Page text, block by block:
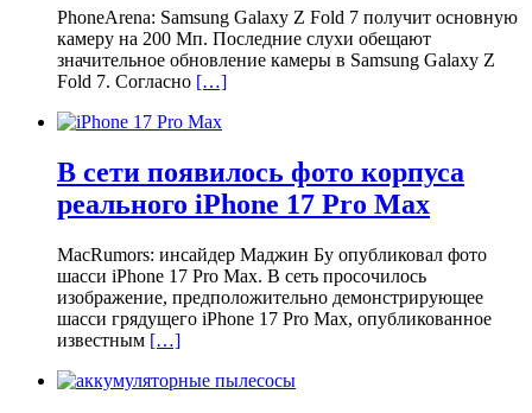
PhoneArena: Samsung Galaxy Z Fold 7 получит основную
камеру на 200 Мп. Последние слухи обещают
значительное обновление камеры в Samsung Galaxy Z
Fold 7. Согласно […]
В сети появилось фото корпуса
реального iPhone 17 Pro Max
MacRumors: инсайдер Маджин Бу опубликовал фото
шасси iPhone 17 Pro Max. В сеть просочилось
изображение, предположительно демонстрирующее
шасси грядущего iPhone 17 Pro Max, опубликованное
известным […]